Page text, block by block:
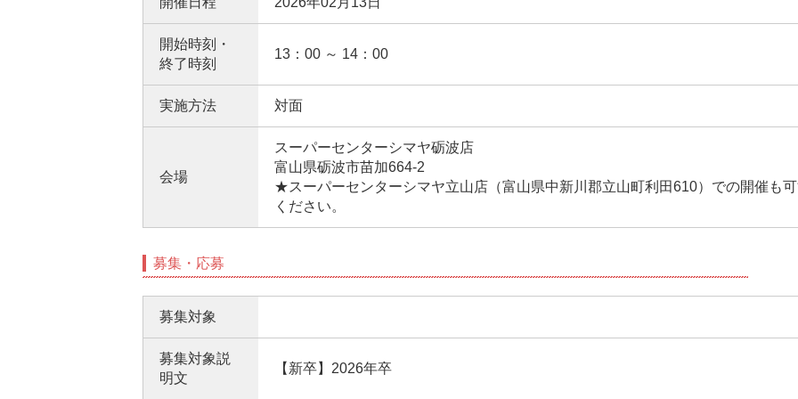
開始時刻・
終了時刻
13：00 ～ 14：00
実施方法 対面
会場
スーパーセンターシマヤ砺波店
富山県砺波市苗加664-2
★スーパーセンターシマヤ立山店（富山県中新川郡立山町利田610）での開催も
ください。
募集・応募
募集対象
募集対象説
明文
【新卒】2026年卒